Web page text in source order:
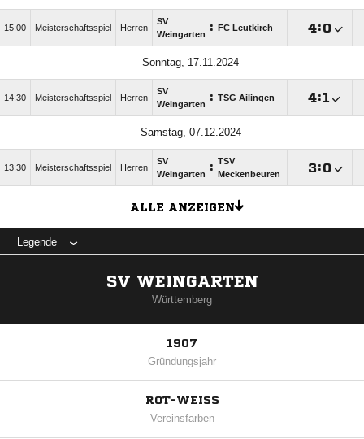
15:00 Meisterschaftsspiel Herren
SV
Weingarten : FC Leutkirch :
Sonntag, 17.11.2024
14:30 Meisterschaftsspiel Herren
SV
Weingarten : TSG Ailingen :
Samstag, 07.12.2024
13:30 Meisterschaftsspiel Herren
SV
Weingarten : TSV
Meckenbeuren
:
ALLE ANZEIGEN
Legende
SV WEINGARTEN
Württemberg
1907
Gründungsjahr
ROT-WEISS
Vereinsfarben